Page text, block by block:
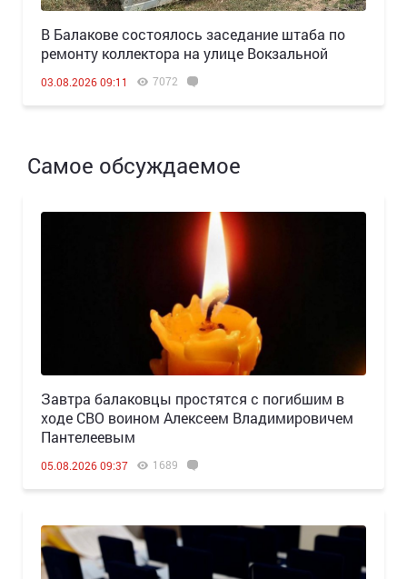
В Балакове состоялось заседание штаба по
ремонту коллектора на улице Вокзальной
03.08.2026 09:11 7072
Самое обсуждаемое
Завтра балаковцы простятся с погибшим в
ходе СВО воином Алексеем Владимировичем
Пантелеевым
05.08.2026 09:37 1689